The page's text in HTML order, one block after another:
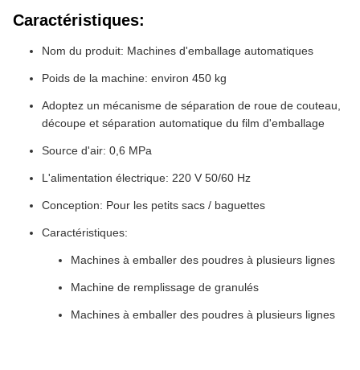
Caractéristiques:
Nom du produit: Machines d'emballage automatiques
Poids de la machine: environ 450 kg
Adoptez un mécanisme de séparation de roue de couteau,
découpe et séparation automatique du film d'emballage
Source d'air: 0,6 MPa
L'alimentation électrique: 220 V 50/60 Hz
Conception: Pour les petits sacs / baguettes
Caractéristiques:
Machines à emballer des poudres à plusieurs lignes
Machine de remplissage de granulés
Machines à emballer des poudres à plusieurs lignes